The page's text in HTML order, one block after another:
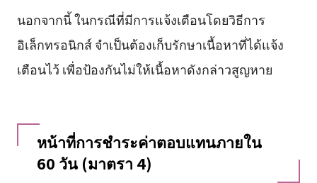
นอกจากนี้ ในกรณีที่มีการแจ้งเตือนโดยวิธีการ
อิเล็กทรอนิกส์ จำเป็นต้องเก็บรักษาเนื้อหาที่ได้แจ้ง
เตือนไว้ เพื่อป้องกันไม่ให้เนื้อหาดังกล่าวสูญหาย
หน้าที่การชำระค่าตอบแทนภายใน
60 วัน (มาตรา 4)